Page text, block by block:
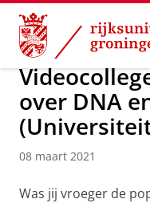
Skip
Content
Skip
Navigation
Over ons Actueel
over DNA
08 maart 2021
Was jij vroeger de